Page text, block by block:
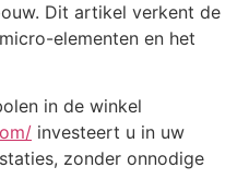
Dit artikel verkent de
elementen en het
in de winkel
investeert u in uw
zonder onnodige